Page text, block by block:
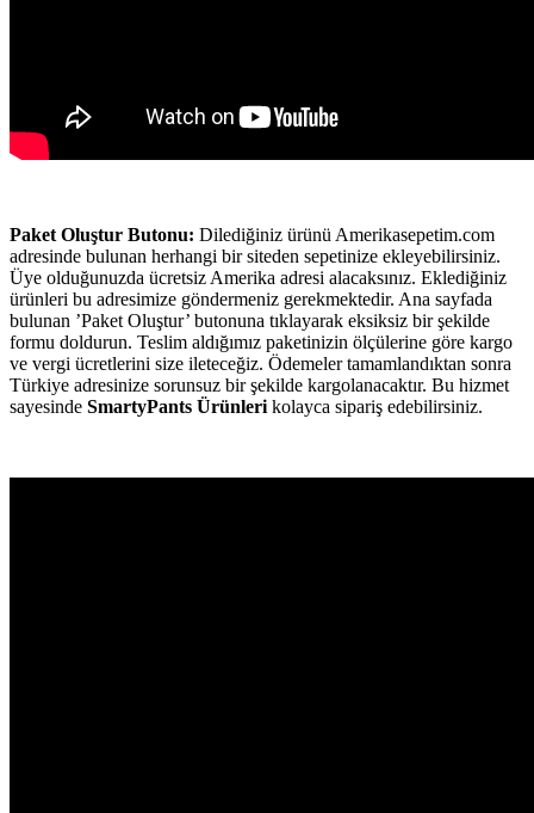
Paket Oluştur Butonu: Dilediğiniz ürünü Amerikasepetim.com
adresinde bulunan herhangi bir siteden sepetinize ekleyebilirsiniz.
Üye olduğunuzda ücretsiz Amerika adresi alacaksınız. Eklediğiniz
ürünleri bu adresimize göndermeniz gerekmektedir. Ana sayfada
bulunan ’Paket Oluştur’ butonuna tıklayarak eksiksiz bir şekilde
formu doldurun. Teslim aldığımız paketinizin ölçülerine göre kargo
ve vergi ücretlerini size ileteceğiz. Ödemeler tamamlandıktan sonra
Türkiye adresinize sorunsuz bir şekilde kargolanacaktır. Bu hizmet
sayesinde SmartyPants Ürünleri kolayca sipariş edebilirsiniz.